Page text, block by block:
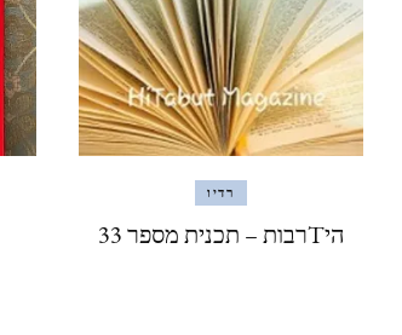
רדיו
היTרבות – תכנית מספר 33